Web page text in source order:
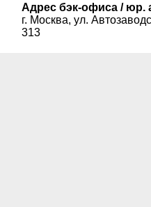
Адрес бэк-офиса / юр.
г. Москва, ул.
313